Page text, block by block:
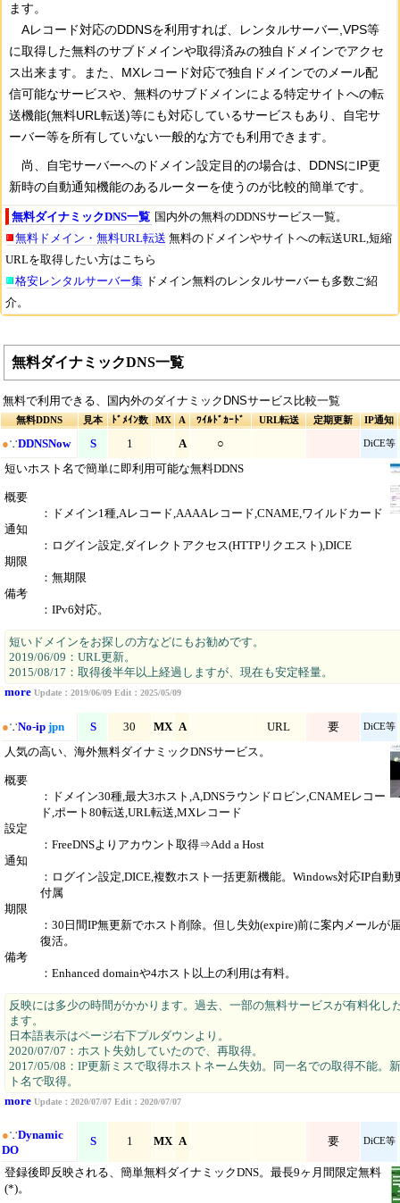
ます。
Aレコード対応のDDNSを利用すれば、レンタルサーバー,VPS等
に取得した無料のサブドメインや取得済みの独自ドメインでアクセ
ス出来ます。また、MXレコード対応で独自ドメインでのメール配
信可能なサービスや、無料のサブドメインによる特定サイトへの転
送機能(無料URL転送)等にも対応しているサービスもあり、自宅サ
ーバー等を所有していない一般的な方でも利用できます。
尚、自宅サーバーへのドメイン設定目的の場合は、DDNSにIP更
新時の自動通知機能のあるルーターを使うのが比較的簡単です。
無料ダイナミックDNS一覧 国内外の無料のDDNSサービス一覧。
無料ドメイン・無料URL転送 無料のドメインやサイトへの転送URL,短縮
URLを取得したい方はこちら
格安レンタルサーバー集 ドメイン無料のレンタルサーバーも多数ご紹
介。
無料ダイナミックDNS一覧
無料で利用できる、国内外のダイナミックDNSサービス比較一覧
無料DDNS 見本 ﾄﾞﾒｲﾝ数 MX A ﾜｲﾙﾄﾞｶｰﾄﾞ URL転送 定期更新 IP通知
●∵DDNSNow S 1 A ○ DiCE等
短いホスト名で簡単に即利用可能な無料DDNS
概要
：ドメイン1種,Aレコード,AAAAレコード,CNAME,ワイルドカード
通知
：ログイン設定,ダイレクトアクセス(HTTPリクエスト),DICE
期限
：無期限
備考
：IPv6対応。
短いドメインをお探しの方などにもお勧めです。
2019/06/09：URL更新。
2015/08/17：取得後半年以上経過しますが、現在も安定軽量。
more Update：2019/06/09 Edit：2025/05/09
●∵No-ip jpn S 30 MX A URL 要 DiCE等
人気の高い、海外無料ダイナミックDNSサービス。
概要
：ドメイン30種,最大3ホスト,A,DNSラウンドロビン,CNAMEレコー
ド,ポート80転送,URL転送,MXレコード
設定
：FreeDNSよりアカウント取得⇒Add a Host
通知
：ログイン設定,DICE,複数ホスト一括更新機能。Windows対応IP自動
付属
期限
：30日間IP無更新でホスト削除。但し失効(expire)前に案内メールが
復活。
備考
：Enhanced domainや4ホスト以上の利用は有料。
反映には多少の時間がかかります。過去、一部の無料サービスが有料化し
ます。
日本語表示はページ右下プルダウンより。
2020/07/07：ホスト失効していたので、再取得。
2017/05/08：IP更新ミスで取得ホストネーム失効。同一名での取得不能。
ト名で取得。
more Update：2020/07/07 Edit：2020/07/07
●∵Dynamic
DO
S 1 MX A 要 DiCE等
登録後即反映される、簡単無料ダイナミックDNS。最長9ヶ月間限定無料
(*)。